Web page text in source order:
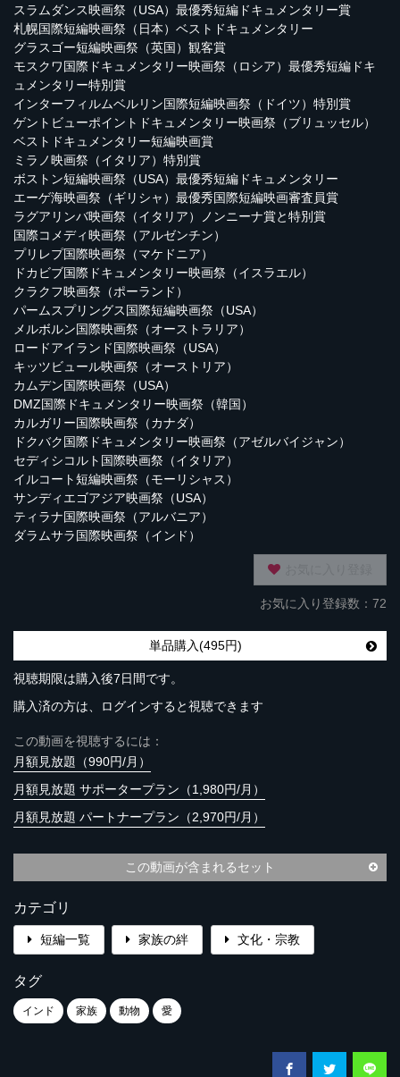
スラムダンス映画祭（USA）最優秀短編ドキュメンタリー賞
札幌国際短編映画祭（日本）ベストドキュメンタリー
グラスゴー短編映画祭（英国）観客賞
モスクワ国際ドキュメンタリー映画祭（ロシア）最優秀短編ドキ
ュメンタリー特別賞
インターフィルムベルリン国際短編映画祭（ドイツ）特別賞
ゲントビューポイントドキュメンタリー映画祭（ブリュッセル）
ベストドキュメンタリー短編映画賞
ミラノ映画祭（イタリア）特別賞
ボストン短編映画祭（USA）最優秀短編ドキュメンタリー
エーゲ海映画祭（ギリシャ）最優秀国際短編映画審査員賞
ラグアリンバ映画祭（イタリア）ノンニーナ賞と特別賞
国際コメディ映画祭（アルゼンチン）
プリレプ国際映画祭（マケドニア）
ドカビブ国際ドキュメンタリー映画祭（イスラエル）
クラクフ映画祭（ポーランド）
パームスプリングス国際短編映画祭（USA）
メルボルン国際映画祭（オーストラリア）
ロードアイランド国際映画祭（USA）
キッツビュール映画祭（オーストリア）
カムデン国際映画祭（USA）
DMZ国際ドキュメンタリー映画祭（韓国）
カルガリー国際映画祭（カナダ）
ドクバク国際ドキュメンタリー映画祭（アゼルバイジャン）
セディシコルト国際映画祭（イタリア）
イルコート短編映画祭（モーリシャス）
サンディエゴアジア映画祭（USA）
ティラナ国際映画祭（アルバニア）
ダラムサラ国際映画祭（インド）
お気に入り登録数：72
単品購入(495円)
視聴期限は購入後7日間です。
購入済の方は、ログインすると視聴できます
この動画を視聴するには：
月額見放題（990円/月）
月額見放題 サポータープラン（1,980円/月）
月額見放題 パートナープラン（2,970円/月）
この動画が含まれるセット
カテゴリ
短編一覧 家族の絆 文化・宗教
タグ
インド 家族 動物 愛